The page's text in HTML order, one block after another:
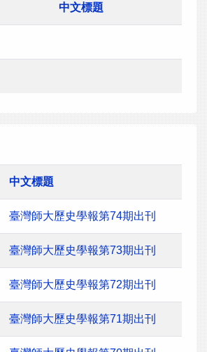
中文標題
中文標題
臺灣師大歷史學報第74期出刊
臺灣師大歷史學報第73期出刊
臺灣師大歷史學報第72期出刊
臺灣師大歷史學報第71期出刊